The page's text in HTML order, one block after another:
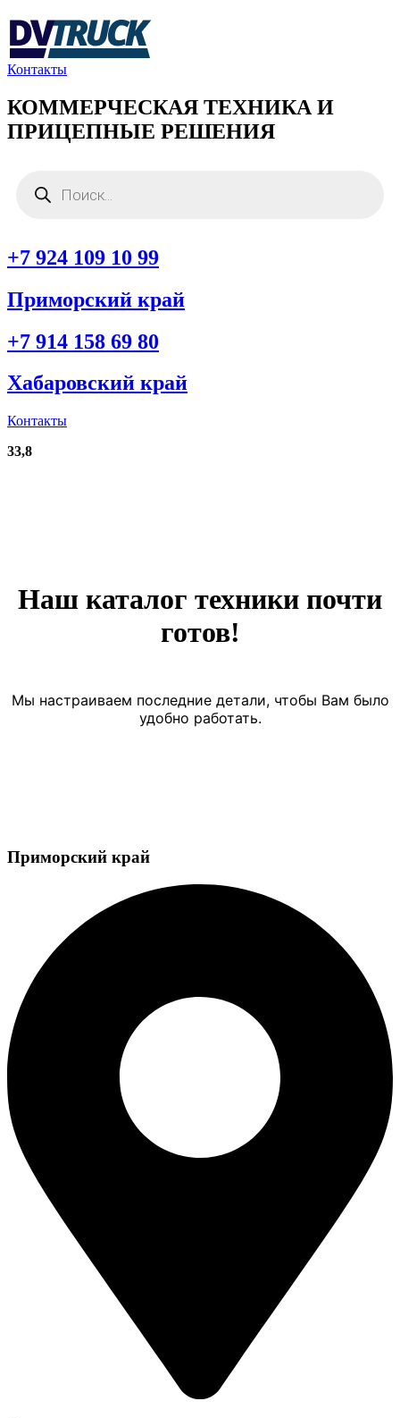
содержимому
Контакты
КОММЕРЧЕСКАЯ ТЕХНИКА И
ПРИЦЕПНЫЕ РЕШЕНИЯ
товаров
+7 924 109 10 99
Приморский край
+7 914 158 69 80
Хабаровский край
Контакты
33,8
Наш каталог техники почти
готов!
Мы настраиваем последние детали, чтобы Вам было
удобно работать.
Приморский край